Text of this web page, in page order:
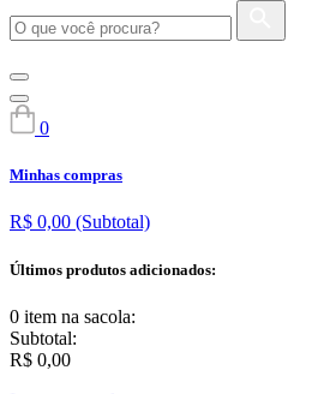
0
Minhas compras
R$ 0,00 (Subtotal)
Últimos produtos adicionados:
0 item na sacola:
Subtotal:
R$ 0,00